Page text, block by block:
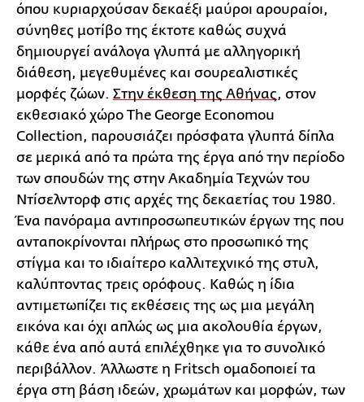
όπου κυριαρχούσαν δεκαέξι μαύροι αρουραίοι,
σύνηθες μοτίβο της έκτοτε καθώς συχνά
δημιουργεί ανάλογα γλυπτά με αλληγορική
διάθεση, μεγεθυμένες και σουρεαλιστικές
μορφές ζώων. Στην έκθεση της Αθήνας, στον
εκθεσιακό χώρο The George Economou
Collection, παρουσιάζει πρόσφατα γλυπτά δίπλα
σε μερικά από τα πρώτα της έργα από την περίοδο
των σπουδών της στην Ακαδημία Τεχνών του
Ντίσελντορφ στις αρχές της δεκαετίας του 1980.
Ένα πανόραμα αντιπροσωπευτικών έργων της που
ανταποκρίνονται πλήρως στο προσωπικό της
στίγμα και το ιδιαίτερο καλλιτεχνικό της στυλ,
καλύπτοντας τρεις ορόφους. Καθώς η ίδια
αντιμετωπίζει τις εκθέσεις της ως μια μεγάλη
εικόνα και όχι απλώς ως μια ακολουθία έργων,
κάθε ένα από αυτά επιλέχθηκε για το συνολικό
περιβάλλον. Άλλωστε η Fritsch ομαδοποιεί τα
έργα στη βάση ιδεών, χρωμάτων και μορφών, των